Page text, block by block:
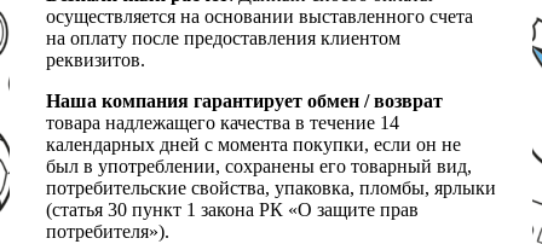
осуществляется на основании выставленного счета
на оплату после предоставления клиентом
реквизитов.
Наша компания гарантирует обмен / возврат
товара надлежащего качества в течение 14
календарных дней с момента покупки, если он не
был в употреблении, сохранены его товарный вид,
потребительские свойства, упаковка, пломбы, ярлыки
(статья 30 пункт 1 закона РК «О защите прав
потребителя»).